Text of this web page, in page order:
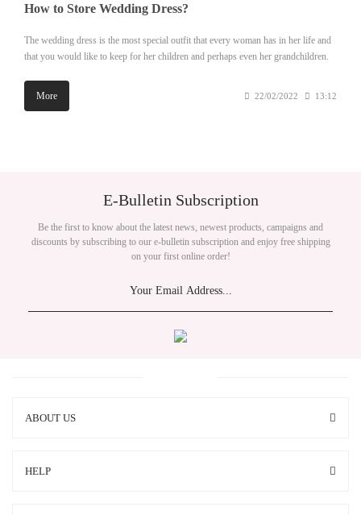
How to Store Wedding Dress?
The wedding dress is the most special outfit that every woman has in her life and
that you would like to keep for her children and perhaps even her grandchildren.
More 22/02/2022 13:12
E-Bulletin Subscription
Be the first to know about the latest news, newest products, campaigns and
discounts by subscribing to our e-bulletin subscription and enjoy free shipping
on your first online order!
ABOUT US
HELP